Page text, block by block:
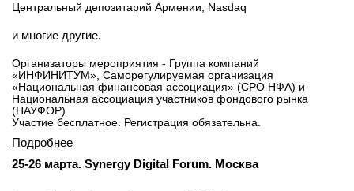
Центральный депозитарий Армении, Nasdaq
и многие другие.
Организаторы мероприятия - Группа компаний
«ИНФИНИТУМ», Саморегулируемая организация
«Национальная финансовая ассоциация» (СРО НФА) и
Национальная ассоциация участников фондового рынка
(НАУФОР).
Участие бесплатное. Регистрация обязательна.
Подробнее
25-26 марта. Synergy Digital Forum. Москва